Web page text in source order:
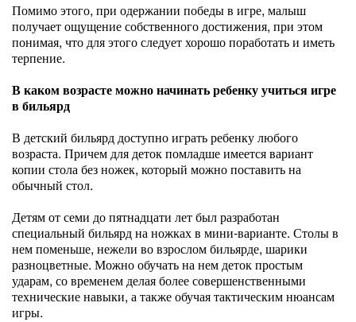
Помимо этого, при одержании победы в игре, малыш
получает ощущение собственного достижения, при этом
понимая, что для этого следует хорошо поработать и иметь
терпение.
В каком возрасте можно начинать ребенку учиться игре
в бильярд
В детский бильярд доступно играть ребенку любого
возраста. Причем для деток помладше имеется вариант
копии стола без ножек, который можно поставить на
обычный стол.
Детям от семи до пятнадцати лет был разработан
специальный бильярд на ножках в мини-варианте. Столы в
нем поменьше, нежели во взрослом бильярде, шарики
разноцветные. Можно обучать на нем деток простым
ударам, со временем делая более совершенственными
технические навыки, а также обучая тактическим нюансам
игры.